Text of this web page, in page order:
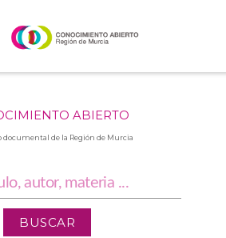
ABIERTO
documental de la Región de Murcia